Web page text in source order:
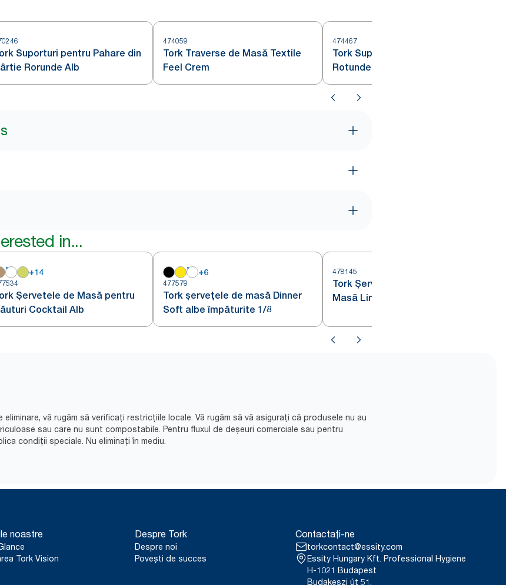
Suporturi pentru Pahare din
Rorunde Alb
474059
Tork Traverse de Masă Textile
Feel Crem
474467
Tork Suporturi pentru Pahare
Rotunde Insisi Alb
in...
+14
Șervetele de Masă pentru
Cocktail Alb
+6
477579
Tork șervețele de masă Dinner
Soft albe împăturite 1/8
478145
Tork Șervețele de
Masă LinStyle® Dinner Alb
vă rugăm să verificați restricțiile locale. Vă rugăm să vă asigurați că produsele nu au
sau care nu sunt compostabile. Pentru fluxul de deșeuri comerciale sau pentru
condiții speciale. Nu eliminați în mediu.​
noastre
Tork Vision
Despre Tork
Despre noi
Povești de succes
Contactați-ne
torkcontact@essity.com
Essity Hungary Kft. Professional Hygiene
H-1021 Budapest
Budakeszi út 51.